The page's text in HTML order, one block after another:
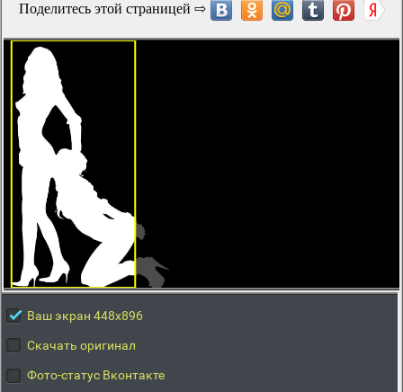
Ваш экран 448x896
Скачать оригинал
Фото-статус Вконтакте